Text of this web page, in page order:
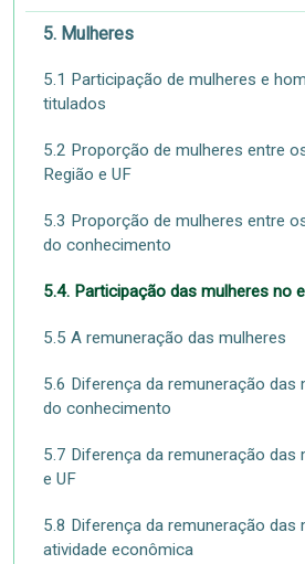
5. Mulheres
5.1 Participação de mulheres e
titulados
5.2 Proporção de mulheres entre
Região e UF
5.3 Proporção de mulheres entre
do conhecimento
5.4. Participação das mulheres no
5.5 A remuneração das mulheres
5.6 Diferença da remuneração das
do conhecimento
5.7 Diferença da remuneração das
e UF
5.8 Diferença da remuneração das
atividade econômica